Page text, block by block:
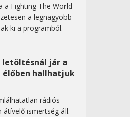
a Fighting The World
a legnagyobb
ki a programból.
letöltésnál jár a
élőben hallhatjuk
rádiós
ismertség áll.